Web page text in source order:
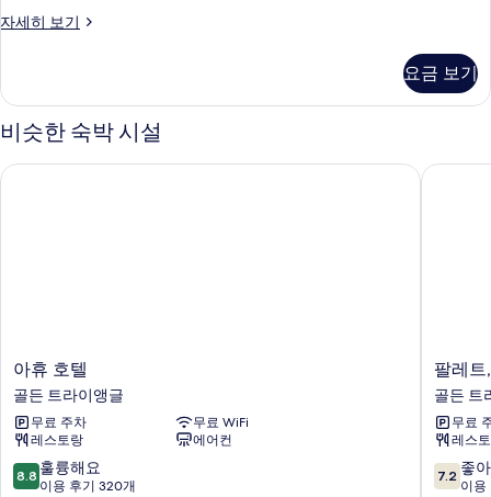
모
보
기
자세히 보기
럭
위
트
자
히
요금 보기
비슷한 숙박 시설
아
휴
호
텔
골
든
트
아휴 호텔
골든 트라이앵글
무료 주차
무료 WiFi
레스토랑
에어컨
10
점
8.8 훌륭해요
이용 후기 320개
아휴 호텔
팔
레
트,
SOGO
KL
근
처,
팔레
골든 트
무료
레스
10
점
7.2 좋
이용
팔레트,